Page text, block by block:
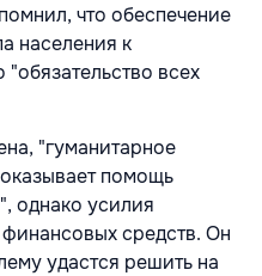
что обеспечение
населения к
всех
"гуманитарное
помощь
однако усилия
средств. Он
удастся решить на